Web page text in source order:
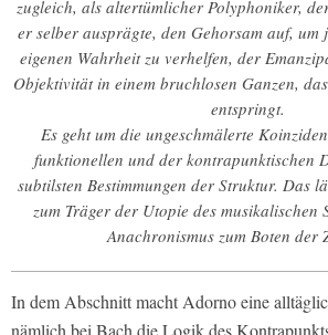
zugleich, als altertümlicher Polyphoniker,
er selber ausprägte, den Gehorsam auf, um
eigenen Wahrheit zu verhelfen, der
Objektivität in einem bruchlosen Ganzen,
entspringt.
Es geht um die ungeschmälerte
funktionellen und der kontrapunktischen
subtilsten Bestimmungen der Struktur. Das
zum Träger der Utopie des musikalischen
Anachronismus zum Boten der
In dem Abschnitt macht Adorno eine